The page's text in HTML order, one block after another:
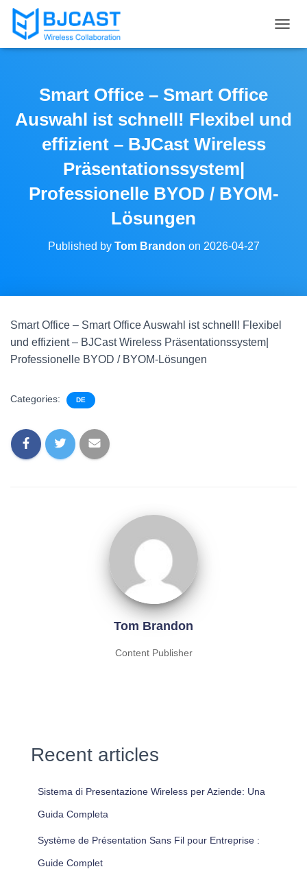
O
A
Smart Office – Smart Office
Auswahl ist schnell! Flexibel und
effizient – BJCast Wireless
Präsentationssystem|
Professionelle BYOD / BYOM-
Lösungen
Published by Tom Brandon on 2026-04-27
Smart Office – Smart Office Auswahl ist schnell! Flexibel
und effizient – BJCast Wireless Präsentationssystem|
Professionelle BYOD / BYOM-Lösungen
Categories: DE
Tom Brandon
Content Publisher
Recent articles
Sistema di Presentazione Wireless per Aziende: Una
Guida Completa
Système de Présentation Sans Fil pour Entreprise :
Guide Complet